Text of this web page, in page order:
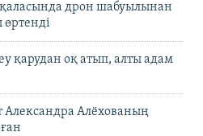
дрон шабуылынан
қарудан оқ атып, алты адам
Александра Алёхованың